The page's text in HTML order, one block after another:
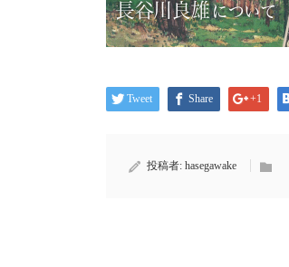
Tweet Share +1
投稿者: hasegawake